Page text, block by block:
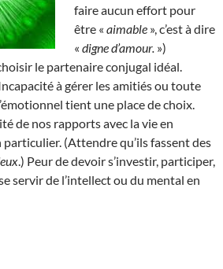
faire aucun effort pour
être « aimable », c’est à dire
« digne d’amour. »)
le partenaire conjugal idéal.
à gérer les amitiés ou toute
tient une place de choix.
de nos rapports avec la vie en
particulier. (Attendre qu’ils fassent des
.) Peur de devoir s’investir, participer,
servir de l’intellect ou du mental en